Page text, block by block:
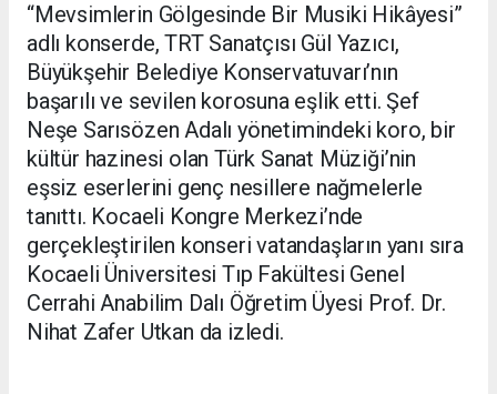
“Mevsimlerin Gölgesinde Bir Musiki Hikâyesi”
adlı konserde, TRT Sanatçısı Gül Yazıcı,
Büyükşehir Belediye Konservatuvarı’nın
başarılı ve sevilen korosuna eşlik etti. Şef
Neşe Sarısözen Adalı yönetimindeki koro, bir
kültür hazinesi olan Türk Sanat Müziği’nin
eşsiz eserlerini genç nesillere nağmelerle
tanıttı. Kocaeli Kongre Merkezi’nde
gerçekleştirilen konseri vatandaşların yanı sıra
Kocaeli Üniversitesi Tıp Fakültesi Genel
Cerrahi Anabilim Dalı Öğretim Üyesi Prof. Dr.
Nihat Zafer Utkan da izledi.